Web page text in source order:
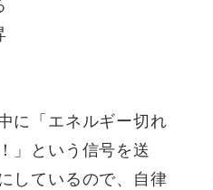
に「エネルギー切れ
」という信号を送
しているので、自律